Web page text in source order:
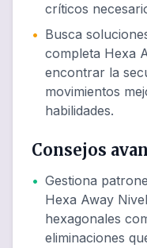
críticos
• Busca
completa Hexa
encontrar la
movimientos
habilidades.
Consejos
• Gestiona
Hexa Away
hexagonales
eliminaciones